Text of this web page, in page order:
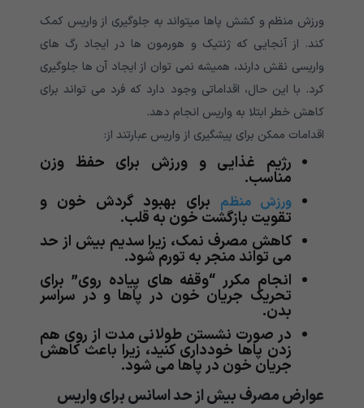
ورزش منظم و کشش پاها میتواند به جلوگیری از واریس کمک
کند. از آنجایی که ژنتیک و هورمون ها در ایجاد رگ های
واریسی نقش دارند، همیشه نمی توان از ایجاد آن ها جلوگیری
کرد. با این حال، اقداماتی وجود دارد که فرد می تواند برای
کاهش خطر ابتلا به واریس انجام دهد.
اقدامات ممکن برای پیشگیری از واریس عبارتند از:
رژیم غذایی و ورزش برای حفظ وزن
مناسب.
ورزش منظم برای بهبود گردش خون و
تقویت بازگشت خون به قلب.
کاهش مصرف نمک، زیرا سدیم بیش از حد
می تواند منجر به تورم شود.
انجام مکرر “وقفه های پیاده روی” برای
تحریک جریان خون در پاها و در سراسر
بدن.
در صورت نشستن طولانی مدت از روی هم
زدن پاها خودداری کنید، زیرا باعث کاهش
جریان خون در پاها می شود.
عوارض مصرف بیش از حد اسانس برای واریس